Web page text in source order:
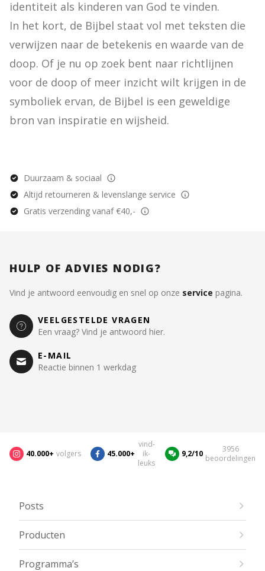
identiteit als kinderen van God te vinden.
In het kort, de Bijbel staat vol met teksten die
verwijzen naar de betekenis en waarde van de
doop. Of je nu op zoek bent naar richtlijnen
voor de doop of meer inzicht wilt krijgen in de
symboliek ervan, de Bijbel is een geweldige
bron van inspiratie en wijsheid.
Duurzaam & sociaal
Altijd retourneren & levenslange service
Gratis verzending vanaf €40,-
HULP OF ADVIES NODIG?
Vind je antwoord eenvoudig en snel op onze service pagina.
VEELGESTELDE VRAGEN
Een vraag? Vind je antwoord hier.
E-MAIL
Reactie binnen 1 werkdag
40.000+ volgers 45.000+
vind-
ik-
leuks
9,2/10
3956
beoordelingen
Posts
Producten
Programma’s